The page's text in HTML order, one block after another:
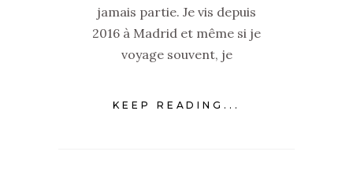
jamais partie. Je vis depuis
2016 à Madrid et même si je
voyage souvent, je
KEEP READING...